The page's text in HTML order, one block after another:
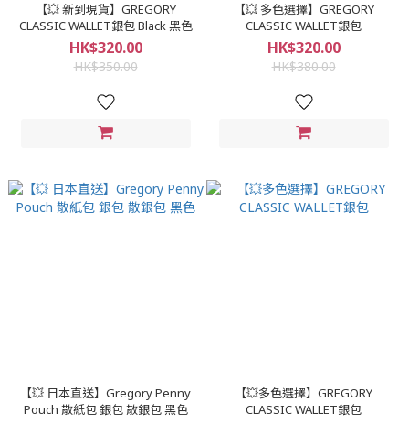
【💥 新到現貨】GREGORY
CLASSIC WALLET銀包 Black 黑色
HK$320.00
HK$350.00
【💥 多色選擇】GREGORY
CLASSIC WALLET銀包
HK$320.00
HK$380.00
【💥 日本直送】Gregory Penny
Pouch 散紙包 銀包 散銀包 黑色
【💥多色選擇】GREGORY
CLASSIC WALLET銀包